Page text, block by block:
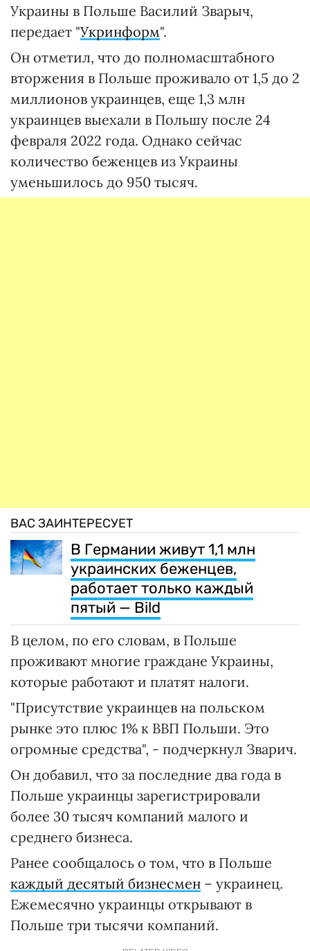
Украины в Польше Василий Зварыч,
передает "Укринформ".
Он отметил, что до полномасштабного
вторжения в Польше проживало от 1,5 до 2
миллионов украинцев, еще 1,3 млн
украинцев выехали в Польшу после 24
февраля 2022 года. Однако сейчас
количество беженцев из Украины
уменьшилось до 950 тысяч.
ВАС ЗАИНТЕРЕСУЕТ
В Германии живут 1,1 млн
украинских беженцев,
работает только каждый
пятый — Bild
В целом, по его словам, в Польше
проживают многие граждане Украины,
которые работают и платят налоги.
"Присутствие украинцев на польском
рынке это плюс 1% к ВВП Польши. Это
огромные средства", - подчеркнул Зварич.
Он добавил, что за последние два года в
Польше украинцы зарегистрировали
более 30 тысяч компаний малого и
среднего бизнеса.
Ранее сообщалось о том, что в Польше
каждый десятый бизнесмен – украинец.
Ежемесячно украинцы открывают в
Польше три тысячи компаний.